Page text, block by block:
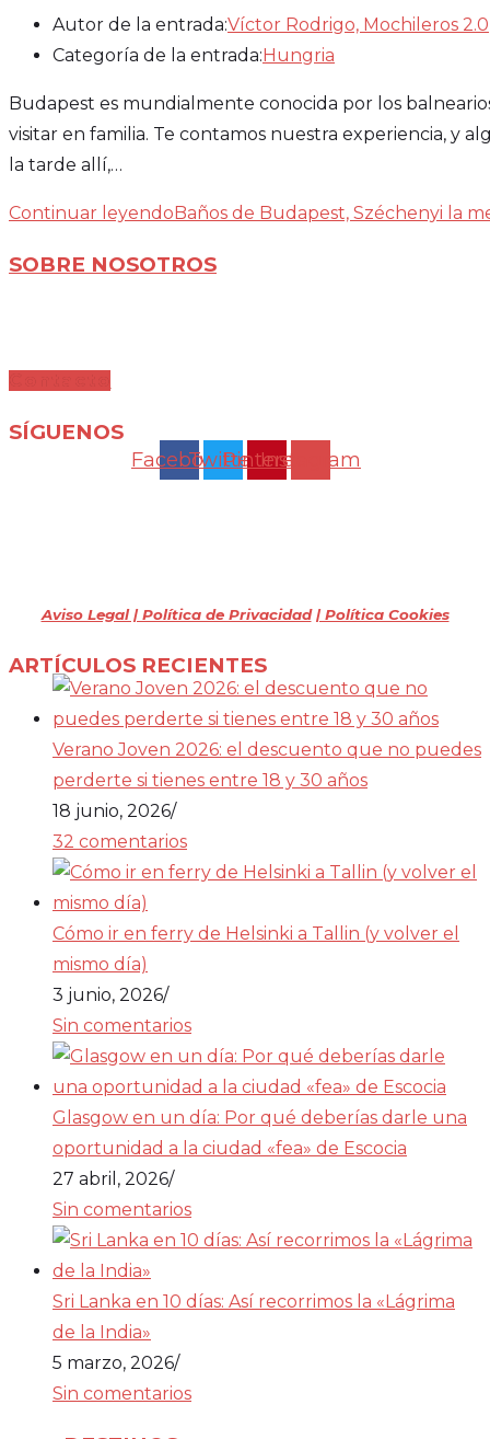
Autor de la entrada:Víctor Rodrigo, Mochileros 2.0
Categoría de la entrada:Hungria
Budapest es mundialmente conocida por los
visitar en familia. Te contamos nuestra experiencia, y
la tarde allí,…
Continuar leyendoBaños de Budapest, Széchenyi la
SOBRE NOSOTROS
SÍGUENOS
Facebook
TwitterPinterestInstagram
Aviso Legal | Política de Privacidad | Política Cookies
ARTÍCULOS RECIENTES
Verano Joven 2026: el descuento que no puedes
perderte si tienes entre 18 y 30 años
18 junio, 2026/
32 comentarios
Cómo ir en ferry de Helsinki a Tallin (y volver el
mismo día)
3 junio, 2026/
Sin comentarios
Glasgow en un día: Por qué deberías darle una
oportunidad a la ciudad «fea» de Escocia
27 abril, 2026/
Sin comentarios
Sri Lanka en 10 días: Así recorrimos la «Lágrima
de la India»
5 marzo, 2026/
Sin comentarios